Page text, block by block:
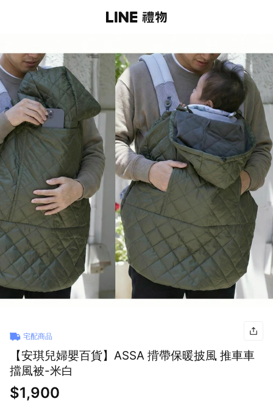
宅配商品
【安琪兒婦嬰百貨】ASSA 揹帶保暖披風 推車車
擋風被-米白
$1,900